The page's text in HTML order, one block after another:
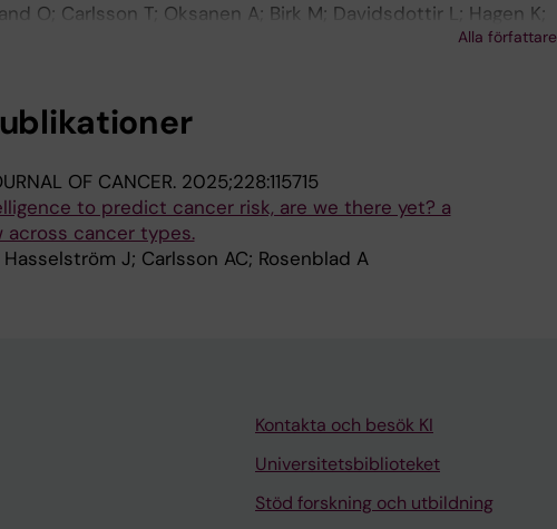
O; Carlsson T; Oksanen A; Birk M; Davidsdottir L; Hagen K;
Alla författare
OF CANCER. 2025;228:115715
to predict cancer risk, are we there yet? a
across cancer types.
J; Carlsson AC; Rosenblad A
Kontakta och besök KI
Universitetsbiblioteket
Stöd forskning och utbildning